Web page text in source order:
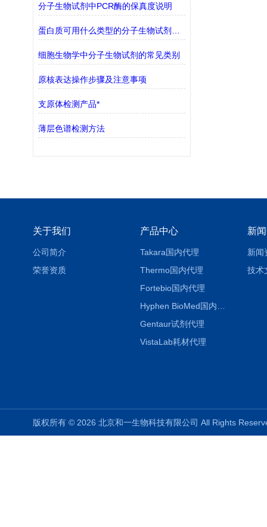
分子生物试剂中PCR酶的保真度说明
细胞生物学中分子生物试剂的常见类别
原核表达操作步骤及注意事项
支原体检测产品*
薄层色谱检测方法
关于我们
公司简介
荣誉资质
产品中心
Takara国内代理
Thermo国内代理
Fortebio国内代理
Gentaur试剂代理
VistaLab耗材代理
新
新闻
技术
版权所有 © 2026 北京和一生物科技有限公司 All Rights